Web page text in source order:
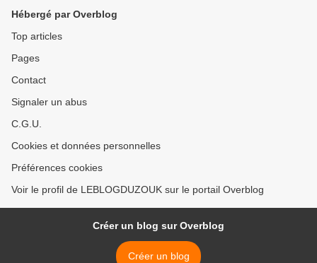
Hébergé par Overblog
Top articles
Pages
Contact
Signaler un abus
C.G.U.
Cookies et données personnelles
Préférences cookies
Voir le profil de LEBLOGDUZOUK sur le portail Overblog
Créer un blog sur Overblog
Créer un blog